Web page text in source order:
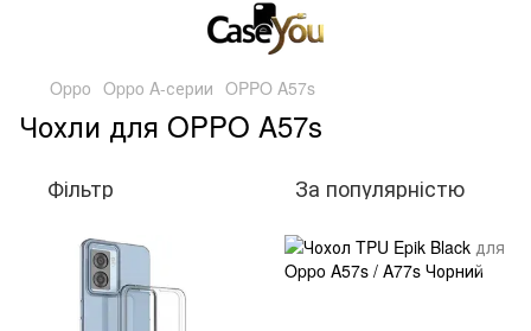
Oppo Oppo A-серии OPPO A57s
Чохли для OPPO A57s
Фільтр За популярністю